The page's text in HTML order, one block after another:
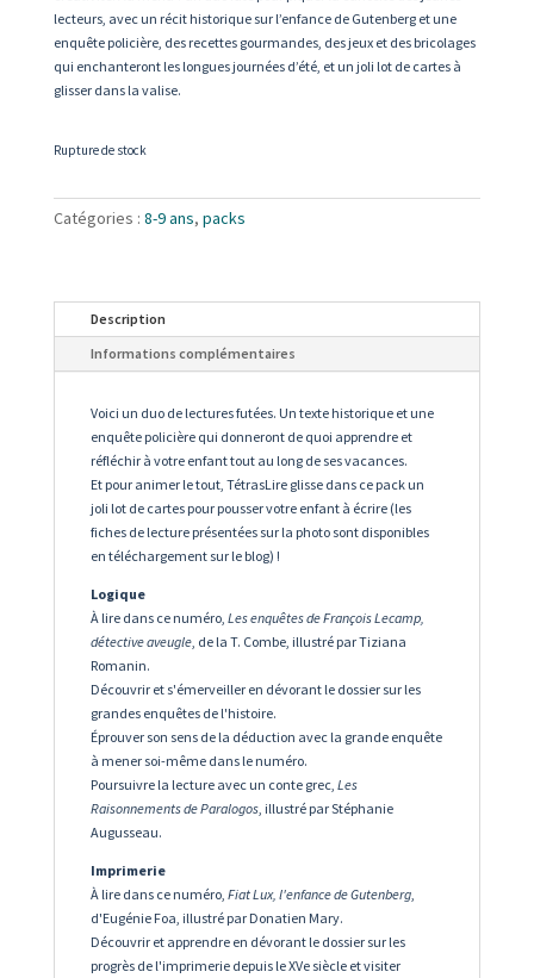
lecteurs, avec un récit historique sur l’enfance de Gutenberg et une
enquête policière, des recettes gourmandes, des jeux et des bricolages
qui enchanteront les longues journées d’été, et un joli lot de cartes à
glisser dans la valise.
Rupture de stock
Catégories : 8-9 ans, packs
Description
Informations complémentaires
Voici un duo de lectures futées. Un texte historique et une
enquête policière qui donneront de quoi apprendre et
réfléchir à votre enfant tout au long de ses vacances.
Et pour animer le tout, TétrasLire glisse dans ce pack un
joli lot de cartes pour pousser votre enfant à écrire (les
fiches de lecture présentées sur la photo sont disponibles
en téléchargement sur le blog) !
Logique
À lire dans ce numéro, Les enquêtes de François Lecamp,
détective aveugle, de la T. Combe, illustré par Tiziana
Romanin.
Découvrir et s'émerveiller en dévorant le dossier sur les
grandes enquêtes de l'histoire.
Éprouver son sens de la déduction avec la grande enquête
à mener soi-même dans le numéro.
Poursuivre la lecture avec un conte grec, Les
Raisonnements de Paralogos, illustré par Stéphanie
Augusseau.
Imprimerie
À lire dans ce numéro, Fiat Lux, l'enfance de Gutenberg,
d'Eugénie Foa, illustré par Donatien Mary.
Découvrir et apprendre en dévorant le dossier sur les
progrès de l'imprimerie depuis le XVe siècle et visiter